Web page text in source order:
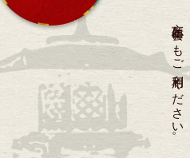
忘新年会にもご利用ください。